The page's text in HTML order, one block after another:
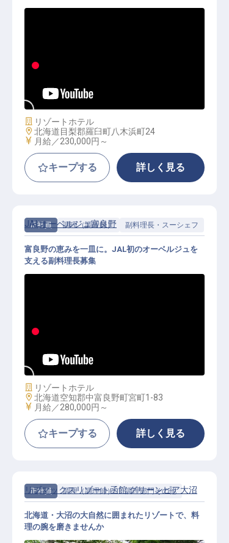
社負担／年休120日／未経験OK
施設業態
リゾートホテル
勤務地
北海道目梨郡羅臼町八木浜町24
給与
月給／230,000円～
キープする 詳しく見る
正社員 調理（調理師） 副料理長・スーシェフ
副料理長│月給28万円～／JALオー
役にしたオーベルジュの厨房
JALオーベルジュ富良野
富良野の恵みを一皿に。JAL初のオーベルジュを
支える副料理長募集
施設業態
リゾートホテル
勤務地
北海道空知郡中富良野町宮町1-83
給与
月給／280,000円～
キープする 詳しく見る
正社員 調理（調理師） 調理部門その他
リブマックスリゾート函館 グリーンピア大沼
北海道・大沼の大自然に囲まれたリゾートで、料
理の腕を磨きませんか